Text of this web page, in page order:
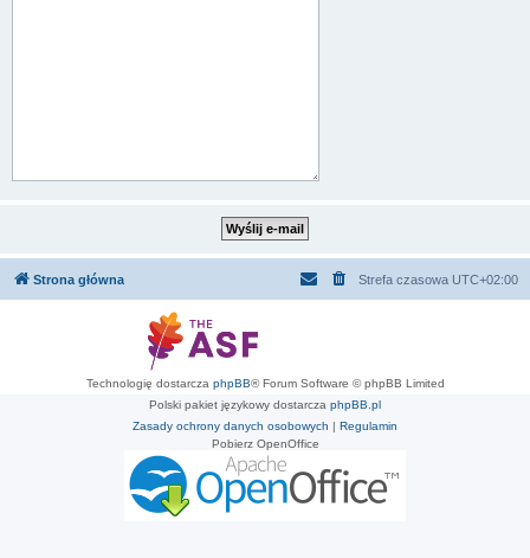
Strona główna Strefa czasowa UTC+02:00
Technologię dostarcza phpBB® Forum Software © phpBB Limited
Polski pakiet językowy dostarcza phpBB.pl
Zasady ochrony danych osobowych | Regulamin
Pobierz OpenOffice